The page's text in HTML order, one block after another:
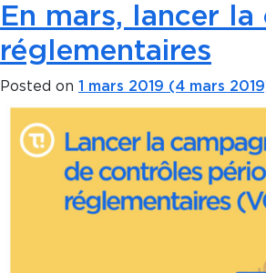
En mars, lancer
réglementaires
Posted on 1 mars 2019 (4 mars